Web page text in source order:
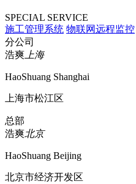
SPECIAL SERVICE
施工管理系统 物联网远程监控
分公司
浩爽上海
HaoShuang Shanghai
上海市松江区
总部
浩爽北京
HaoShuang Beijing
北京市经济开发区